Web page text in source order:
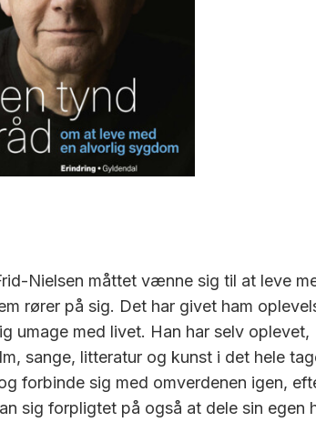
Nielsen måttet vænne sig til at leve
rører på sig. Det har givet ham
umage med livet. Han har selv oplevet,
sange, litteratur og kunst i det hele
forbinde sig med omverdenen igen,
sig forpligtet på også at dele sin egen